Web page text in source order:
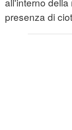
presenza di